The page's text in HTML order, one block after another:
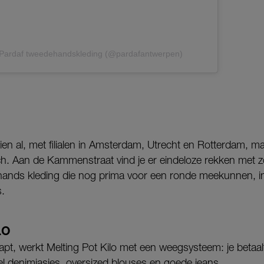
tweedehandskleding (@pardafantwerpen)
al, met filialen in Amsterdam, Utrecht en Rotterdam,
Aan de Kammenstraat vind je er eindeloze rekken met
kleding die nog prima voor een ronde meekunnen,
werkt Melting Pot Kilo met een weegsysteem: je